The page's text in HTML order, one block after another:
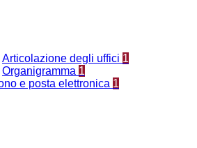
Articolazione degli uffici 1
Organigramma 1
e posta elettronica 1